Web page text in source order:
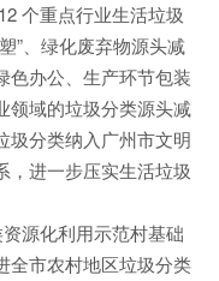
个重点行业生活垃圾
”、绿化废弃物源头减
色办公、生产环节包装
领域的垃圾分类源头减
圾分类纳入广州市文明
，进一步压实生活垃圾
源化利用示范村基础
全市农村地区垃圾分类